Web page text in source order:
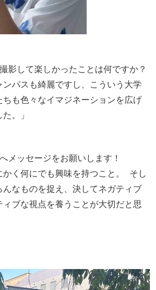
影して楽しかったことは何ですか？
パスも綺麗ですし、こういう大学
ちも色々なイマジネーションを広げ
。」
メッセージをお願いします！
かく何にでも興味を持つこと。 そし
んなものを捉え、決してネガティブ
ブな視点を養うことが大切だと思